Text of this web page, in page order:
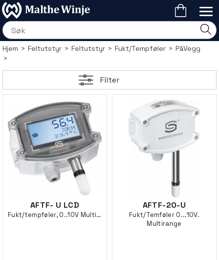
Hjem>Feltutstyr>Feltutstyr>Fukt/Tempføler>PåVegg
>
Filter
AFTF- U LCD
Fukt/tempføler, 0..10V Multirange
AFTF-20-U
Fukt/Temføler 0...10V.
Multirange